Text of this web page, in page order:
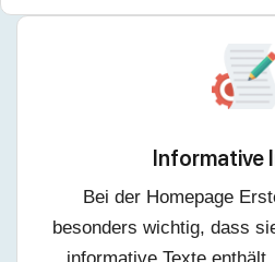
Informative
Bei der Homepage
besonders wichtig, dass